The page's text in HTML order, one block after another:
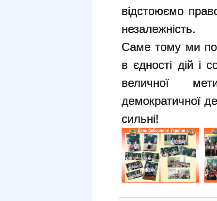
відстоюємо
незалежність.
Саме тому ми
в єдності дій і
величної
демократичної
сильні!